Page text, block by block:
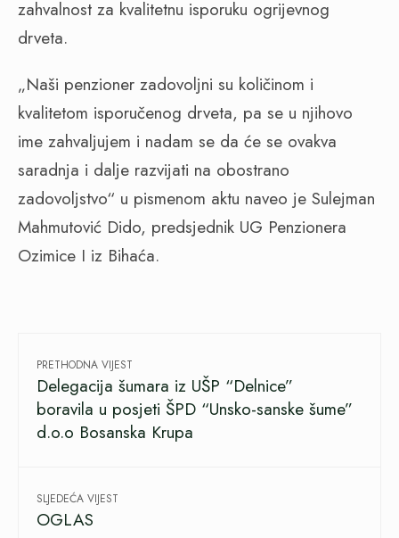
zahvalnost za kvalitetnu isporuku ogrijevnog
drveta.
„Naši penzioner zadovoljni su količinom i
kvalitetom isporučenog drveta, pa se u njihovo
ime zahvaljujem i nadam se da će se ovakva
saradnja i dalje razvijati na obostrano
zadovoljstvo“ u pismenom aktu naveo je Sulejman
Mahmutović Dido, predsjednik UG Penzionera
Ozimice I iz Bihaća.
PRETHODNA VIJEST
Delegacija šumara iz UŠP “Delnice”
boravila u posjeti ŠPD “Unsko-sanske šume”
d.o.o Bosanska Krupa
SLJEDEĆA VIJEST
OGLAS